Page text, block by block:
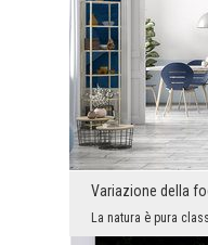
Variazione della